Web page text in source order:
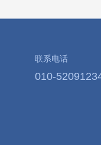
联系电话
010-